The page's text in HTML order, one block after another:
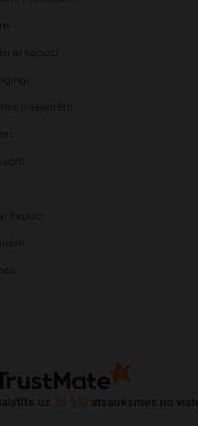
uz 15 513 atsauksmes no